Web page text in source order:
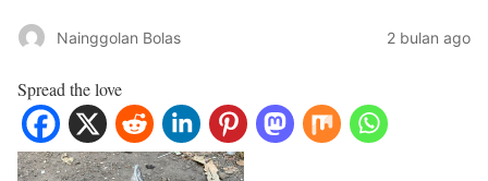
Nainggolan Bolas 2 bulan ago
Spread the love